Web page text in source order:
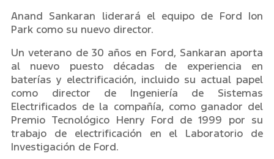
Anand Sankaran liderará el equipo de Ford Ion
Park como su nuevo director.
Un veterano de 30 años en Ford, Sankaran aporta
al nuevo puesto décadas de experiencia en
baterías y electrificación, incluido su actual papel
como director de Ingeniería de Sistemas
Electrificados de la compañía, como ganador del
Premio Tecnológico Henry Ford de 1999 por su
trabajo de electrificación en el Laboratorio de
Investigación de Ford.